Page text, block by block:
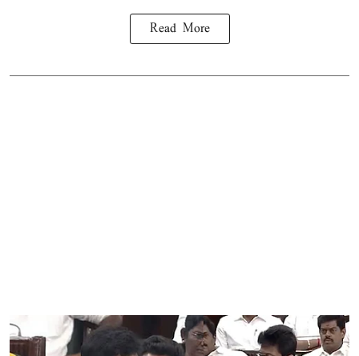
Read More